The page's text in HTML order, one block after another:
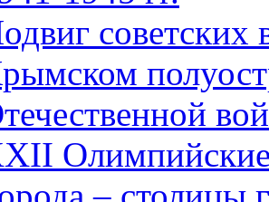
советских